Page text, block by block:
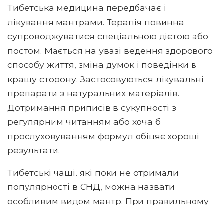
Тибетська медицина передбачає і
лікування мантрами. Терапія повинна
супроводжуватися спеціальною дієтою або
постом. Мається на увазі ведення здорового
способу життя, зміна думок і поведінки в
кращу сторону. Застосовуються лікувальні
препарати з натуральних матеріалів.
Дотримання приписів в сукупності з
регулярним читанням або хоча б
прослуховуванням формул обіцяє хороші
результати.
Тибетські чаші, які поки не отримали
популярності в СНД, можна назвати
особливим видом мантр. При правильному